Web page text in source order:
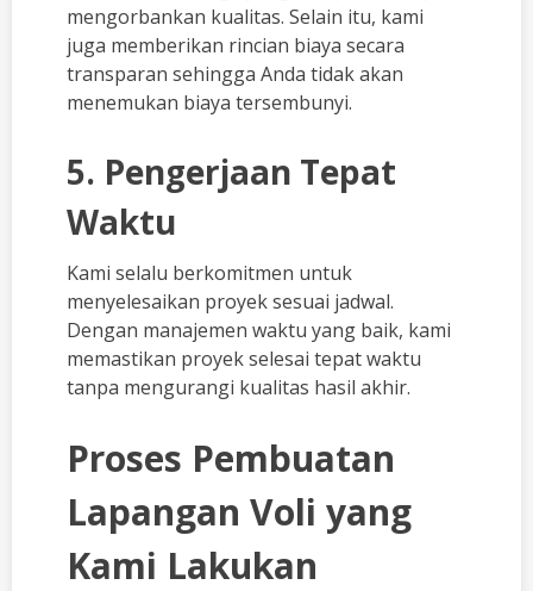
mengorbankan kualitas. Selain itu, kami
juga memberikan rincian biaya secara
transparan sehingga Anda tidak akan
menemukan biaya tersembunyi.
5. Pengerjaan Tepat
Waktu
Kami selalu berkomitmen untuk
menyelesaikan proyek sesuai jadwal.
Dengan manajemen waktu yang baik, kami
memastikan proyek selesai tepat waktu
tanpa mengurangi kualitas hasil akhir.
Proses Pembuatan
Lapangan Voli yang
Kami Lakukan